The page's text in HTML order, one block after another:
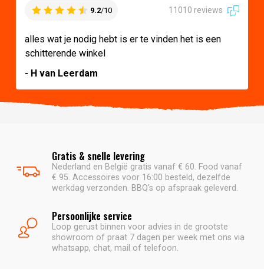
9.2/10 11010 reviews
alles wat je nodig hebt is er te vinden het is een
schitterende winkel
- H van Leerdam
Gratis & snelle levering
Nederland en België gratis vanaf € 60. Food vanaf
€ 95. Accessoires voor 16:00 besteld, dezelfde
werkdag verzonden. BBQ's op afspraak geleverd.
Persoonlijke service
Loop gerust binnen voor advies in de grootste
showroom of praat 7 dagen per week met ons via
whatsapp, chat, mail of telefoon.